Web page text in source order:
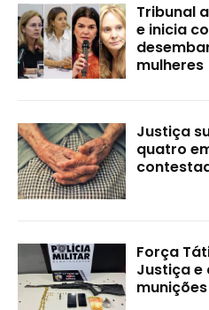
Tribunal
e inicia
mulheres
Justiça
quatro
Força
Justiça e
munições